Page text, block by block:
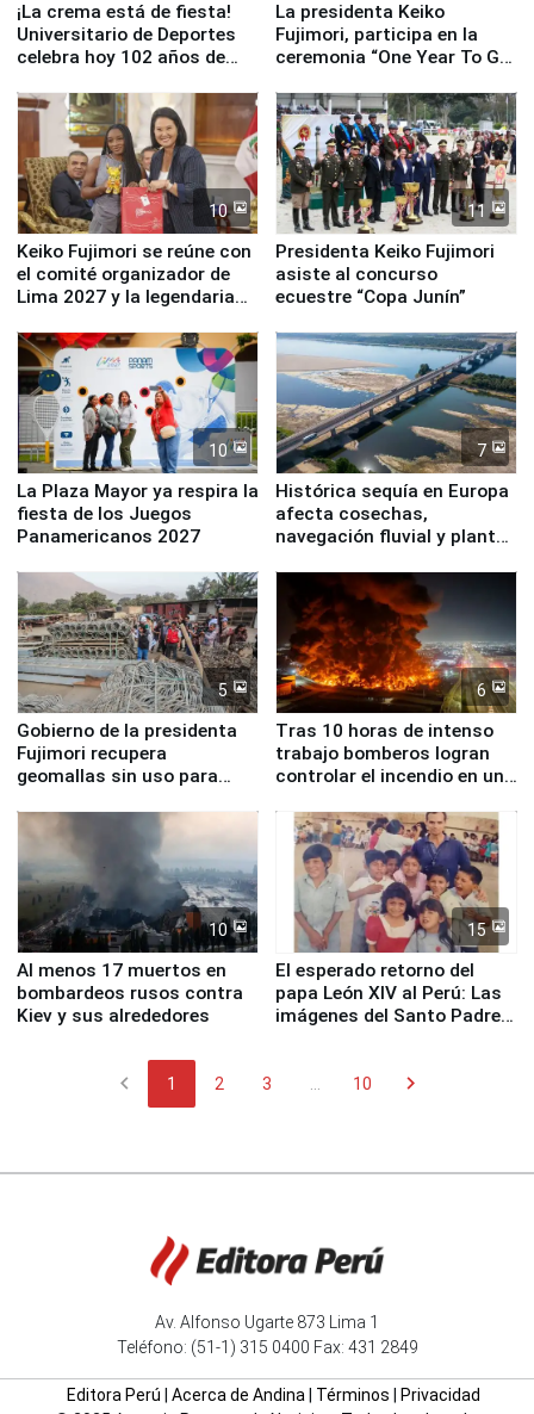
¡La crema está de fiesta!
Universitario de Deportes
celebra hoy 102 años de
La presidenta Keiko
Fujimori, participa en la
ceremonia “One Year To Go
10
Keiko Fujimori se reúne con
el comité organizador de
Lima 2027 y la legendaria
11
Presidenta Keiko Fujimori
asiste al concurso
ecuestre “Copa Junín”
10
La Plaza Mayor ya respira la
fiesta de los Juegos
Panamericanos 2027
7
Histórica sequía en Europa
afecta cosechas,
navegación fluvial y plantas
5
Gobierno de la presidenta
Fujimori recupera
geomallas sin uso para
Fenómeno El Niño
6
Tras 10 horas de intenso
trabajo bomberos logran
controlar el incendio en una
de Chile
10
Al menos 17 muertos en
bombardeos rusos contra
Kiev y sus alrededores
15
El esperado retorno del
papa León XIV al Perú: Las
imágenes del Santo Padre
chevron_left 1 2 3 10 chevron_right
Av. Alfonso Ugarte 873 Lima 1
Teléfono: (51-1) 315 0400 Fax: 431 2849
Editora Perú Acerca de Andina Términos
Privacidad